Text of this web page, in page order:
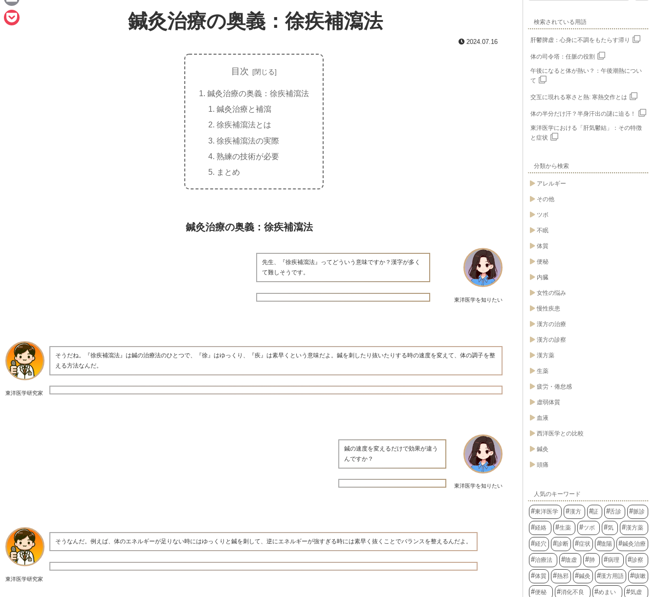
鍼灸治療の奥義：徐疾補瀉法
2024.07.16
目次
鍼灸治療の奥義：徐疾補瀉法
鍼灸治療と補瀉
徐疾補瀉法とは
徐疾補瀉法の実際
熟練の技術が必要
まとめ
鍼灸治療の奥義：徐疾補瀉法
東洋医学を知りたい
先生、『徐疾補瀉法』ってどういう意味ですか？漢字が多く
て難しそうです。
東洋医学研究家
そうだね。『徐疾補瀉法』は鍼の治療法のひとつで、『徐』はゆっくり、『疾』は素早くという意味だよ。鍼を刺したり抜いたりする時の速度を変えて、体の調子を整
える方法なんだ。
東洋医学を知りたい
鍼の速度を変えるだけで効果が違う
んですか？
東洋医学研究家
そうなんだ。例えば、体のエネルギーが足りない時にはゆっくりと鍼を刺して、逆にエネルギーが強すぎる時には素早く抜くことでバランスを整えるんだよ。
検索されている用語
肝鬱脾虚：心身に不調をもたらす滞り
体の司令塔：任脈の役割
午後になると体が熱い？：午後潮熱につい
て
交互に現れる寒さと熱: 寒熱交作とは
体の半分だけ汗？半身汗出の謎に迫る！
東洋医学における「肝気鬱結」：その特徴
と症状
分類から検索
アレルギー
その他
ツボ
不眠
体質
便秘
内臓
女性の悩み
慢性疾患
漢方の治療
漢方の診察
漢方薬
生薬
疲労・倦怠感
虚弱体質
血液
西洋医学との比較
鍼灸
頭痛
人気のキーワード
東洋医学 漢方 証 舌診 脈診
経絡 生薬 ツボ 気 漢方薬
経穴 診断 症状 陰陽 鍼灸治療
治療法 陰虚 肺 病理 診察
体質 熱邪 鍼灸 漢方用語 咳嗽
便秘 消化不良 めまい 気虚
e
a
c
E